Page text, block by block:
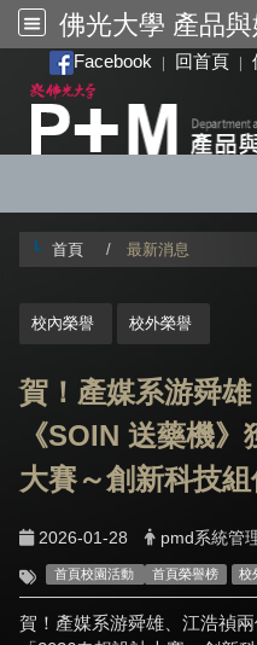
佛光大學 產品
Facebook 回首頁
首頁 最新消息
校內榮譽 校外榮譽
賀！產媒系游舜雄
《SOIN 送藥機》
大賽～創新科技
2026-01-28 pmd系統管
首頁校園活動 首頁榮譽榜 校
賀！產媒系游舜雄、江浩禎